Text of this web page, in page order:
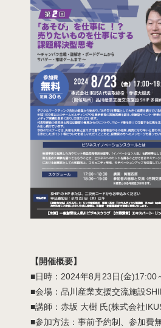
【開催概要】
■日時：2024年8月23日(金)17:00
■会場：品川産業支援交流施設
■講師：赤坂 大樹 氏(株式会社
■参加方法：事前予約制、参加費